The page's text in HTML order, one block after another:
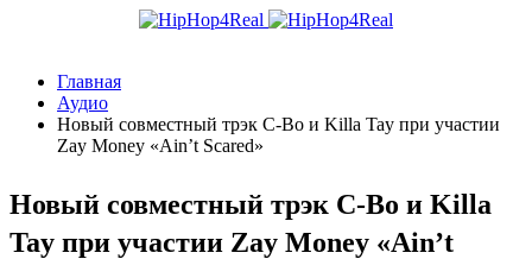
Главная
Аудио
Новый совместный трэк C-Bo и Killa Tay при участии
Zay Money «Ain’t Scared»
Новый совместный трэк C-Bo и Killa
Tay при участии Zay Money «Ain’t